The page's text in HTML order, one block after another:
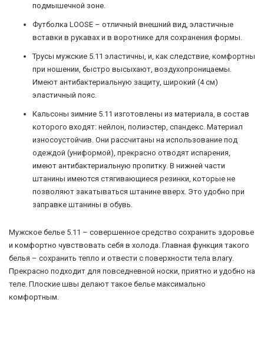
подмышечной зоне.
Футболка LOOSE – отличный внешний вид, эластичные
вставки в рукавах и в воротнике для сохранения формы.
Трусы мужские 5.11 эластичны, и, как следствие, комфортны
при ношении, быстро высыхают, воздухопроницаемы.
Имеют антибактериальную защиту, широкий (4 см)
эластичный пояс.
Кальсоны зимние 5.11 изготовлены из материала, в состав
которого входят: нейлон, полиэстер, спандекс. Материал
износоустойчив. Они рассчитаны на использование под
одеждой (униформой), прекрасно отводят испарения,
имеют антибактериальную пропитку. В нижней части
штанины имеются стягивающиеся резинки, которые не
позволяют закатываться штанине вверх. Это удобно при
заправке штанины в обувь.
Мужское белье 5.11 – совершенное средство сохранить здоровье
и комфортно чувствовать себя в холода. Главная функция такого
белья – сохранить тепло и отвести с поверхности тела влагу.
Прекрасно подходит для повседневной носки, приятно и удобно на
теле. Плоские швы делают такое белье максимально
комфортным.